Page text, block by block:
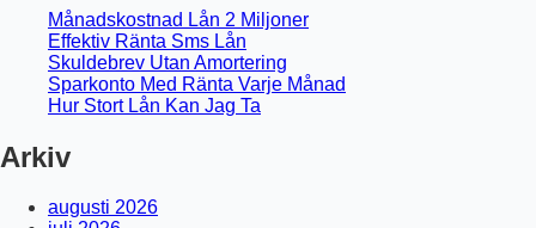
Månadskostnad Lån 2 Miljoner
Effektiv Ränta Sms Lån
Skuldebrev Utan Amortering
Sparkonto Med Ränta Varje Månad
Hur Stort Lån Kan Jag Ta
Arkiv
augusti 2026